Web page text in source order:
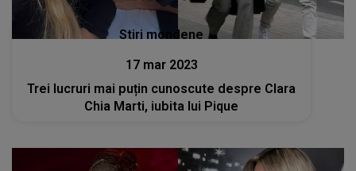
Stiri mondene
17 mar 2023
Trei lucruri mai puțin cunoscute despre Clara
Chia Marti, iubita lui Pique